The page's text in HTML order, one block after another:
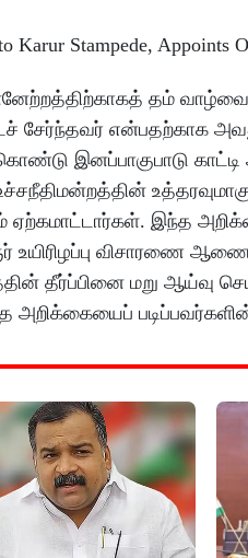
தம்
சேர்ந்தவர் என்பதற்காக
இனப்பாகுபாடு
இந்த
உயிரிழப்பு விசாரணை
தீர்ப்பினை மறு ஆய்வு
படிப்பவர்களின்